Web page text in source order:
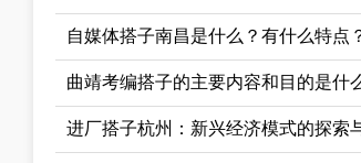
自媒体搭子南昌是什么？有什么特点
曲靖考编搭子的主要内容和目的是什
进厂搭子杭州：新兴经济模式的探索